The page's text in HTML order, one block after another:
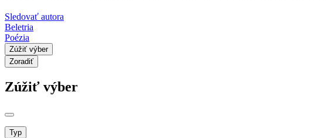
Sledovať autora
Beletria
Poézia
Zúžiť výber
Zoradiť
Zúžiť výber
Typ